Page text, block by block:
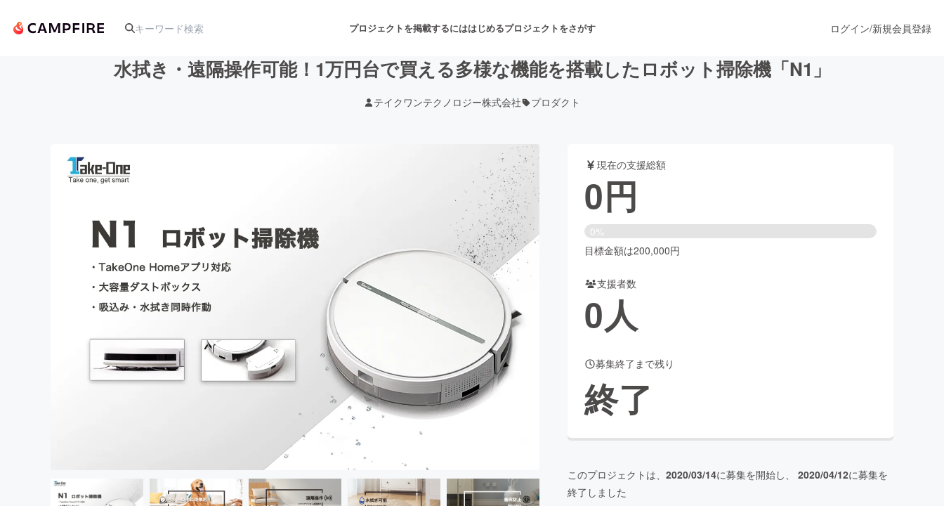
プロジェクトを掲載するにははじめるプロジェクトをさがす
舞台・パフォーマンス
フード・飲食店
映像・映画 書籍・雑誌出版 アニメ・漫画
ビジネス・起業 チャレンジ ビューティー・ヘルスケア
CAMPFIRE for Social GoodCAMPFIRE Creation
CAMPFIREふるさと納税machi-ya
ログイン/新規会員登録
水拭き・遠隔操作可能！1万円台で買える多様な機能を搭載したロボット掃除機「N1」
テイクワンテクノロジー株式会社 プロダクト
現在の支援総額
0円
0%
目標金額は200,000円
支援者数
0人
募集終了まで残り
終了
このプロジェクトは、 2020/03/14に募集を開始し、 2020/04/12に募集を
終了しました